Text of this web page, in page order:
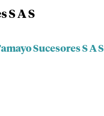
S A S
Sucesores S A S